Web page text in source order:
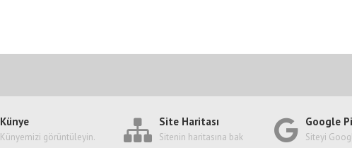
Künye
Künyemizi görüntüleyin.
Site Haritası
Sitenin haritasına bak
Google
Siteyi